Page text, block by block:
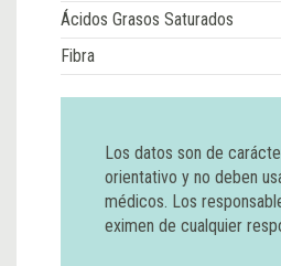
Ácidos Grasos Saturados
Fibra
Los datos son de
orientativo y no deben
médicos. Los
eximen de cualquier